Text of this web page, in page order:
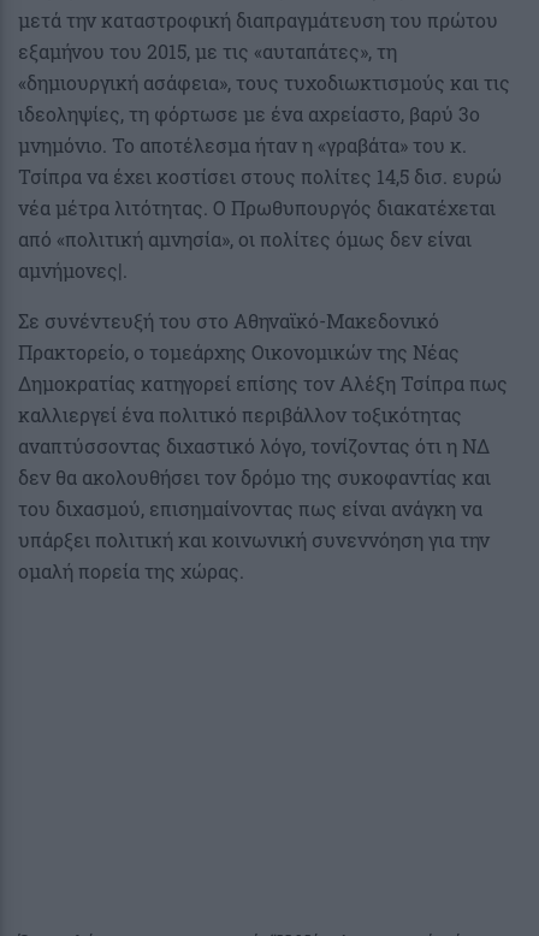
μετά την καταστροφική διαπραγμάτευση του πρώτου
εξαμήνου του 2015, με τις «αυταπάτες», τη
«δημιουργική ασάφεια», τους τυχοδιωκτισμούς και τις
ιδεοληψίες, τη φόρτωσε με ένα αχρείαστο, βαρύ 3ο
μνημόνιο. Το αποτέλεσμα ήταν η «γραβάτα» του κ.
Τσίπρα να έχει κοστίσει στους πολίτες 14,5 δισ. ευρώ
νέα μέτρα λιτότητας. Ο Πρωθυπουργός διακατέχεται
από «πολιτική αμνησία», οι πολίτες όμως δεν είναι
αμνήμονες|.
Σε συνέντευξή του στο Αθηναϊκό-Μακεδονικό
Πρακτορείο, ο τομεάρχης Οικονομικών της Νέας
Δημοκρατίας κατηγορεί επίσης τον Αλέξη Τσίπρα πως
καλλιεργεί ένα πολιτικό περιβάλλον τοξικότητας
αναπτύσσοντας διχαστικό λόγο, τονίζοντας ότι η ΝΔ
δεν θα ακολουθήσει τον δρόμο της συκοφαντίας και
του διχασμού, επισημαίνοντας πως είναι ανάγκη να
υπάρξει πολιτική και κοινωνική συνεννόηση για την
ομαλή πορεία της χώρας.